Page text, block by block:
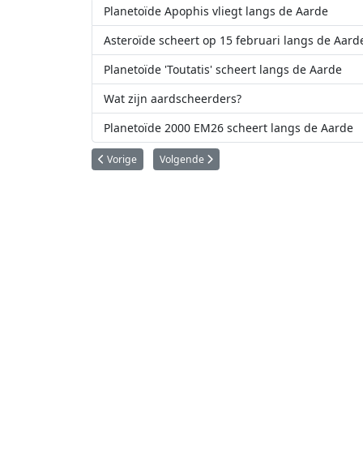
Planetoïde Apophis vliegt langs de Aarde
Asteroïde scheert op 15 februari langs de
Planetoïde 'Toutatis' scheert langs de Aarde
Wat zijn aardscheerders?
Planetoïde 2000 EM26 scheert langs de Aarde
Vorig artikel: Hubble ontdekt vijfde maan rondom Pluto
Vorige Volgende artikel: Wetenschappers
Volgende